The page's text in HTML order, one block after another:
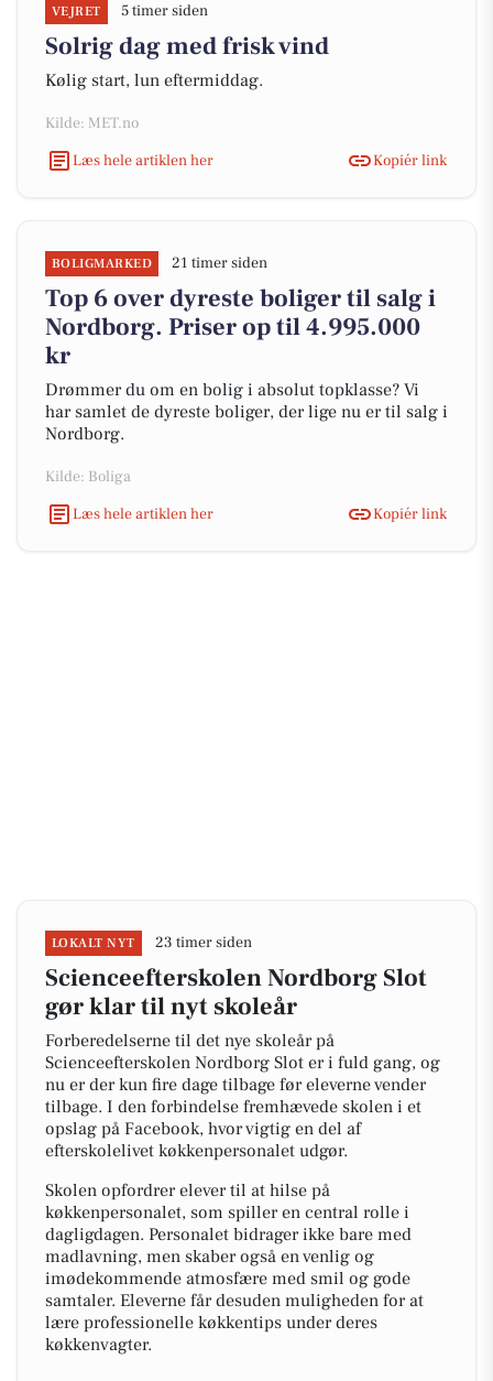
VEJRET 5 timer siden
Solrig dag med frisk vind
Kølig start, lun eftermiddag.
Kilde: MET.no
Læs hele artiklen her
Kopiér link
BOLIGMARKED 21 timer siden
Top 6 over dyreste boliger til salg i
Nordborg. Priser op til 4.995.000
kr
Drømmer du om en bolig i absolut topklasse? Vi
har samlet de dyreste boliger, der lige nu er til salg i
Nordborg.
Kilde: Boliga
Læs hele artiklen her
Kopiér link
LOKALT NYT 23 timer siden
Scienceefterskolen Nordborg Slot
gør klar til nyt skoleår
Forberedelserne til det nye skoleår på
Scienceefterskolen Nordborg Slot er i fuld gang, og
nu er der kun fire dage tilbage før eleverne vender
tilbage. I den forbindelse fremhævede skolen i et
opslag på Facebook, hvor vigtig en del af
efterskolelivet køkkenpersonalet udgør.
Skolen opfordrer elever til at hilse på
køkkenpersonalet, som spiller en central rolle i
dagligdagen. Personalet bidrager ikke bare med
madlavning, men skaber også en venlig og
imødekommende atmosfære med smil og gode
samtaler. Eleverne får desuden muligheden for at
lære professionelle køkkentips under deres
køkkenvagter.